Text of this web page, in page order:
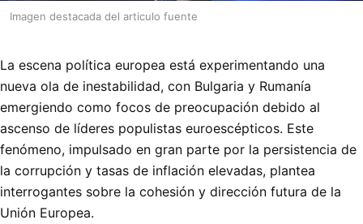
Imagen destacada del articulo fuente
La escena política europea está experimentando una
nueva ola de inestabilidad, con Bulgaria y Rumanía
emergiendo como focos de preocupación debido al
ascenso de líderes populistas euroescépticos. Este
fenómeno, impulsado en gran parte por la persistencia de
la corrupción y tasas de inflación elevadas, plantea
interrogantes sobre la cohesión y dirección futura de la
Unión Europea.